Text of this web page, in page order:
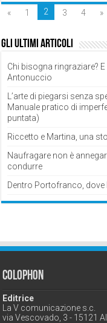
« 1 2 3 4 »
Gli ultimi articoli
Chi bisogna ringraziare? E
Antonuccio
L’arte di piegarsi senza
Manuale pratico di
puntata)
Riccetto e Martina, una
Naufragare non è
condurre
Dentro Portofranco,
Colophon
Editrice
La V comunicazione s.c.
via Vescovado, 3 - 15121